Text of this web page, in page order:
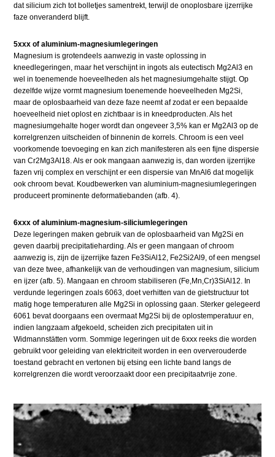
dat silicium zich tot bolletjes samentrekt, terwijl de onoplosbare ijzerrijke
faze onveranderd blijft.
5xxx of aluminium-magnesiumlegeringen
Magnesium is grotendeels aanwezig in vaste oplossing in
kneedlegeringen, maar het verschijnt in ingots als eutectisch Mg2Al3 en
wel in toenemende hoeveelheden als het magnesiumgehalte stijgt. Op
dezelfde wijze vormt magnesium toenemende hoeveelheden Mg2Si,
maar de oplosbaarheid van deze faze neemt af zodat er een bepaalde
hoeveelheid niet oplost en zichtbaar is in kneedproducten. Als het
magnesiumgehalte hoger wordt dan ongeveer 3,5% kan er Mg2Al3 op de
korrelgrenzen uitscheiden of binnenin de korrels. Chroom is een veel
voorkomende toevoeging en kan zich manifesteren als een fijne dispersie
van Cr2Mg3Al18. Als er ook mangaan aanwezig is, dan worden ijzerrijke
fazen vrij complex en verschijnt er een dispersie van MnAl6 dat mogelijk
ook chroom bevat. Koudbewerken van aluminium-magnesiumlegeringen
produceert prominente deformatiebanden (afb. 4).
6xxx of aluminium-magnesium-siliciumlegeringen
Deze legeringen maken gebruik van de oplosbaarheid van Mg2Si en
geven daarbij precipitatieharding. Als er geen mangaan of chroom
aanwezig is, zijn de ijzerrijke fazen Fe3SiAl12, Fe2Si2Al9, of een mengsel
van deze twee, afhankelijk van de verhoudingen van magnesium, silicium
en ijzer (afb. 5). Mangaan en chroom stabiliseren (Fe,Mn,Cr)3SiAl12. In
verdunde legeringen zoals 6063, doet verhitten van de gietstructuur tot
matig hoge temperaturen alle Mg2Si in oplossing gaan. Sterker gelegeerd
6061 bevat doorgaans een overmaat Mg2Si bij de oplostemperatuur en,
indien langzaam afgekoeld, scheiden zich precipitaten uit in
Widmannstätten vorm. Sommige legeringen uit de 6xxx reeks die worden
gebruikt voor geleiding van elektriciteit worden in een oververouderde
toestand gebracht en vertonen bij etsing een lichte band langs de
korrelgrenzen die wordt veroorzaakt door een precipitaatvrije zone.